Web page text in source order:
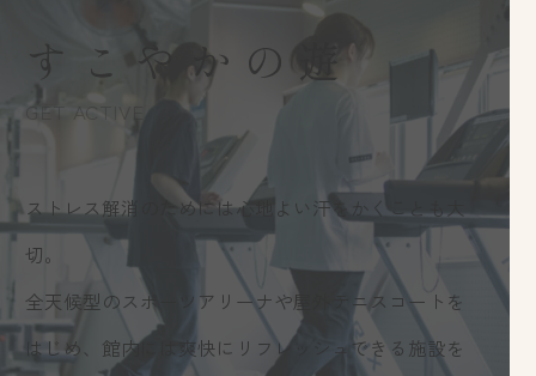
やわらぎの湯
くつろぎの居 GUEST ROOM
すこやかの遊
朝里の杜さんぽ
にぎわいの季 BANQUET
ご滞在のすゝめ
お知らせ
アクセス
日本語
English
すこやかの遊
GET ACTIVE
ストレス解消のためには心地よい汗をかくことも大
切。
全天候型のスポーツアリーナや屋外テニスコートを
はじめ、館内には爽快にリフレッシュできる施設を